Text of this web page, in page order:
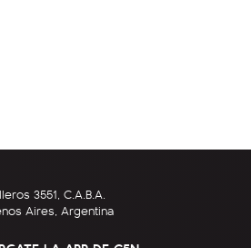
3551, C.A.B.A.
Aires, Argentina